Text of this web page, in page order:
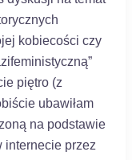
kobiecości czy
piętro (z
ubawiłam
na podstawie
internecie przez